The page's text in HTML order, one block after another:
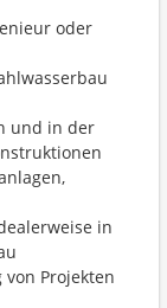
oder
und in der
in
Projekten